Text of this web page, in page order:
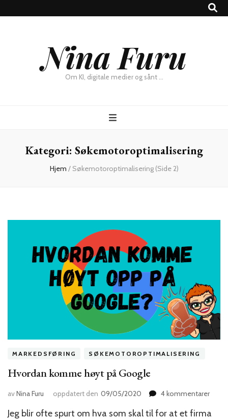
Nina Furu
Om KI, digitale medier og sånt …
Kategori: Søkemotoroptimalisering
Hjem / Søkemotoroptimalisering (Side 2)
MARKEDSFØRING SØKEMOTOROPTIMALISERING
Hvordan komme høyt på Google
avNina Furu oppdatert den 09/05/2020 4 kommentarertil
Jeg blir ofte spurt om hva som skal til for at et firma